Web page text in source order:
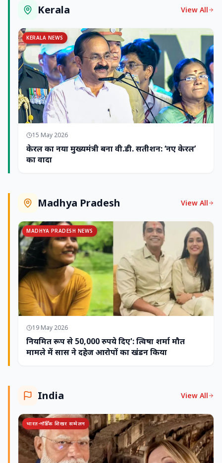
Kerala View All
KERALA NEWS
15 May 2026
केरल का नया मुख्यमंत्री बना वी.डी. सतीशन: ‘नए केरल’
का वादा
Madhya Pradesh View All
MADHYA PRADESH NEWS
19 May 2026
नियमित रूप से 50,000 रुपये दिए': त्विषा शर्मा मौत
मामले में सास ने दहेज आरोपों का खंडन किया
India View All
भारत-नॉर्डिक शिखर सम्मेलन